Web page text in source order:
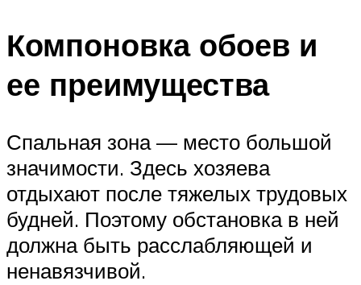
Компоновка обоев и
ее преимущества
Спальная зона — место большой
значимости. Здесь хозяева
отдыхают после тяжелых трудовых
будней. Поэтому обстановка в ней
должна быть расслабляющей и
ненавязчивой.